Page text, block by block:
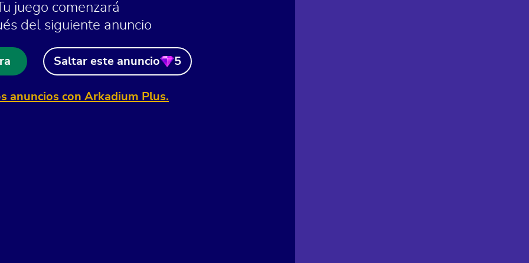
Tu juego comenzará
del siguiente anuncio
Saltar este anuncio 5
anuncios con Arkadium Plus.